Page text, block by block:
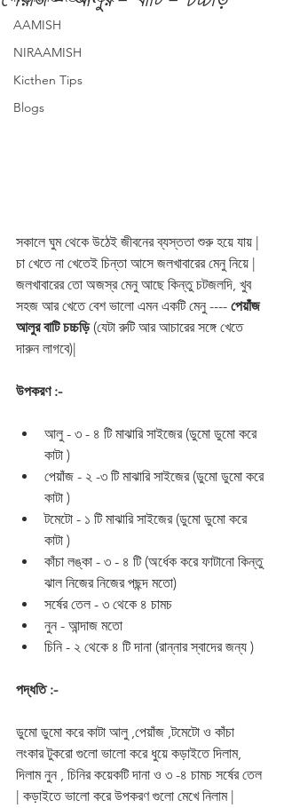
AAMISH
NIRAAMISH
Kicthen Tips
Blogs
সকালে ঘুম থেকে উঠেই জীবনের ব্যস্ততা শুরু হয়ে যায় |
চা খেতে না খেতেই চিন্তা আসে জলখাবারের মেনু নিয়ে |
জলখাবারের তো অজস্র মেনু আছে কিন্তু চটজলদি, খুব
সহজ আর খেতে বেশ ভালো এমন একটি মেনু ---- পেয়াঁজ
আলুর বাটি চচ্চড়ি (যেটা রুটি আর আচারের সঙ্গে খেতে
দারুন লাগবে)|
উপকরণ :-
আলু - ৩ - ৪ টি মাঝারি সাইজের (ডুমো ডুমো করে
কাটা )
পেয়াঁজ - ২ -৩ টি মাঝারি সাইজের (ডুমো ডুমো করে
কাটা )
টমেটো - ১ টি মাঝারি সাইজের (ডুমো ডুমো করে
কাটা )
কাঁচা লঙ্কা - ৩ - ৪ টি (অর্ধেক করে ফাটানো কিন্তু
ঝাল নিজের নিজের পছন্দ মতো)
সর্ষের তেল - ৩ থেকে ৪ চামচ
নুন - আন্দাজ মতো
চিনি - ২ থেকে ৪ টি দানা (রান্নার স্বাদের জন্য )
পদ্ধতি :-
ডুমো ডুমো করে কাটা আলু ,পেয়াঁজ ,টমেটো ও কাঁচা
লংকার টুকরো গুলো ভালো করে ধুয়ে কড়াইতে দিলাম,
দিলাম নুন , চিনির কয়েকটি দানা ও ৩ -৪ চামচ সর্ষের তেল
| কড়াইতে ভালো করে উপকরণ গুলো মেখে নিলাম |